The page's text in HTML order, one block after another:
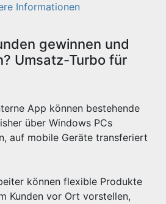
Informationen
gewinnen und
Umsatz-Turbo für
App können bestehende
über Windows PCs
auf mobile Geräte transferiert
können flexible Produkte
Kunden vor Ort vorstellen,